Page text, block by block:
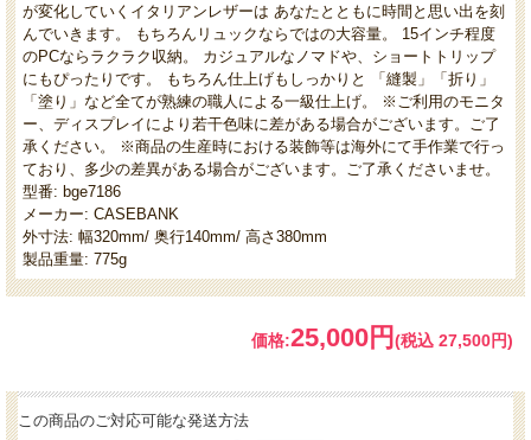
が変化していくイタリアンレザーは あなたとともに時間と思い出を刻
んでいきます。 もちろんリュックならではの大容量。 15インチ程度
のPCならラクラク収納。 カジュアルなノマドや、ショートトリップ
にもぴったりです。 もちろん仕上げもしっかりと 「縫製」「折り」
「塗り」など全てが熟練の職人による一級仕上げ。 ※ご利用のモニタ
ー、ディスプレイにより若干色味に差がある場合がございます。ご了
承ください。 ※商品の生産時における装飾等は海外にて手作業で行っ
ており、多少の差異がある場合がございます。ご了承くださいませ。
型番: bge7186
メーカー: CASEBANK
外寸法: 幅320mm/ 奥行140mm/ 高さ380mm
製品重量: 775g
価格:25,000円 (税込 27,500円)
この商品のご対応可能な発送方法